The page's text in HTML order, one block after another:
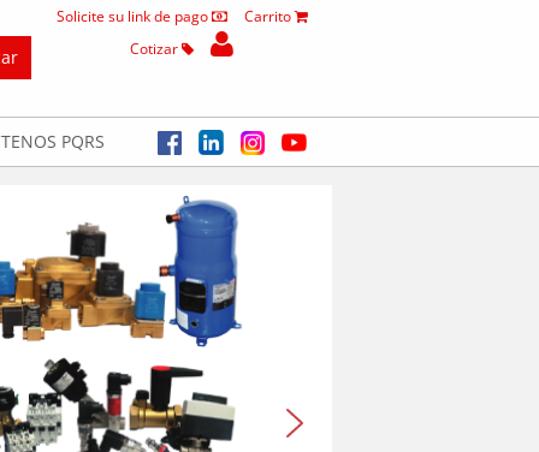
Solicite su link de pago
Carrito
Cotizar
PQRS